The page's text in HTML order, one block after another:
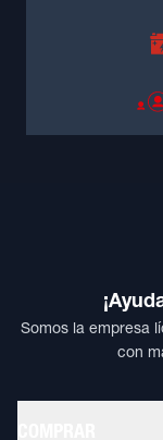
Somos la empresa
con